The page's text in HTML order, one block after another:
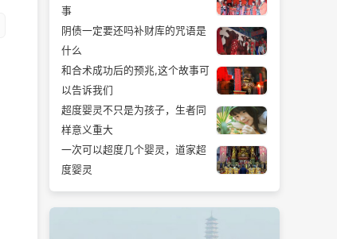
事
阴债一定要还吗补财库的咒语是
什么
和合术成功后的预兆,这个故事可
以告诉我们
超度婴灵不只是为孩子，生者同
样意义重大
一次可以超度几个婴灵，道家超
度婴灵